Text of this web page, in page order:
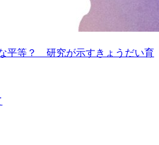
平等？ 研究が示すきょうだい育